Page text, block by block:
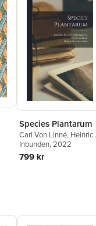
Species Plantarum
Carl Von Linné,
Friedrich Link,Karl
Ludwig Willdenow
Inbunden, 2022
799 kr